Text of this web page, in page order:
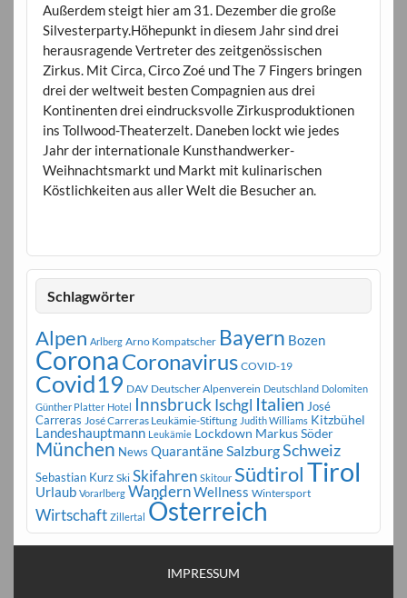
Außerdem steigt hier am 31. Dezember die große
Silvesterparty.Höhepunkt in diesem Jahr sind drei
herausragende Vertreter des zeitgenössischen
Zirkus. Mit Circa, Circo Zoé und The 7 Fingers bringen
drei der weltweit besten Compagnien aus drei
Kontinenten drei eindrucksvolle Zirkusproduktionen
ins Tollwood-Theaterzelt. Daneben lockt wie jedes
Jahr der internationale Kunsthandwerker-
Weihnachtsmarkt und Markt mit kulinarischen
Köstlichkeiten aus aller Welt die Besucher an.
Schlagwörter
Alpen Arlberg Arno Kompatscher Bayern Bozen
CoronaCoronavirus COVID-19
Covid19 DAV Deutscher Alpenverein Deutschland Dolomiten
Günther Platter Hotel Innsbruck Ischgl Italien José
Carreras José Carreras Leukämie-Stiftung Judith Williams Kitzbühel
Landeshauptmann Leukämie Lockdown Markus Söder
München News QuarantäneSalzburgSchweiz
Sebastian Kurz Ski Skifahren Skitour SüdtirolTirol
Urlaub Vorarlberg WandernWellness Wintersport
Wirtschaft Zillertal Österreich
IMPRESSUM